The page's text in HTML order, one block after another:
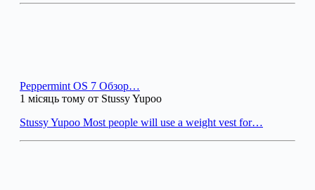
Peppermint OS 7 Обзор…
1 місяць тому от Stussy Yupoo
Stussy Yupoo Most people will use a weight vest for…